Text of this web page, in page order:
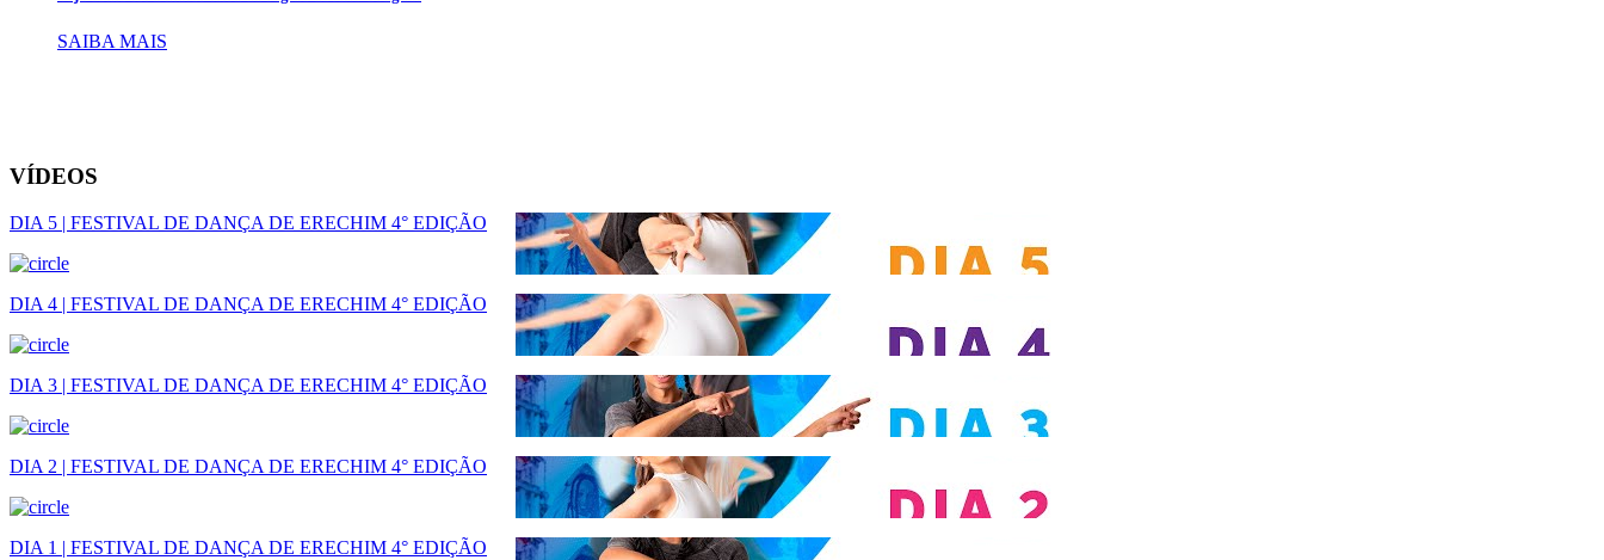
SAIBA MAIS
VÍDEOS
DIA 5 | FESTIVAL DE DANÇA DE ERECHIM 4° EDIÇÃO
DIA 4 | FESTIVAL DE DANÇA DE ERECHIM 4° EDIÇÃO
DIA 3 | FESTIVAL DE DANÇA DE ERECHIM 4° EDIÇÃO
DIA 2 | FESTIVAL DE DANÇA DE ERECHIM 4° EDIÇÃO
DIA 1 | FESTIVAL DE DANÇA DE ERECHIM 4° EDIÇÃO